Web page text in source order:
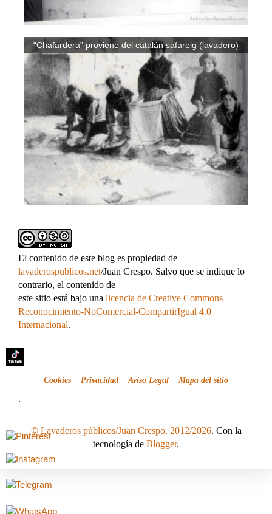
“Chafardera” proviene del catalán safareig (lavadero)
El contenido de este blog es propiedad de
lavaderospublicos.net/Juan Crespo. Salvo que se indique lo
contrario, el contenido de
este sitio está bajo una licencia de Creative Commons
Reconocimiento-NoComercial-CompartirIgual 4.0
Internacional.
Cookies Privacidad Aviso Legal Mapa del sitio
.
© Lavaderos públicos/Juan Crespo, 2012/2026. Con la
tecnología de Blogger.